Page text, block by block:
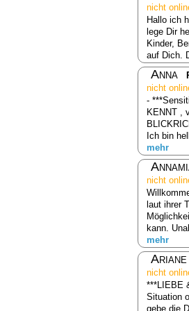
nicht
Hallo ich
lege Dir
Kinder,
auf Dich.
Anna
nicht
-
KENNT ,
Ich bin
mehr
nicht
laut ihrer
kann.
mehr
Ariane
nicht
***LIEBE
Situation
gebe die